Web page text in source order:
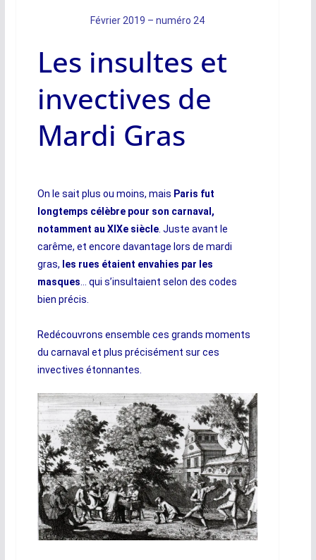
Février 2019 – numéro 24
Les insultes et
invectives de
Mardi Gras
On le sait plus ou moins, mais Paris fut
longtemps célèbre pour son carnaval,
notamment au XIXe siècle. Juste avant le
carême, et encore davantage lors de mardi
gras, les rues étaient envahies par les
masques… qui s’insultaient selon des codes
bien précis.
Redécouvrons ensemble ces grands moments
du carnaval et plus précisément sur ces
invectives étonnantes.